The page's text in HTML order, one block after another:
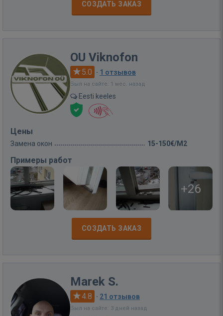
СОЗДАТЬ ЗАКАЗ
OU Viknofon
5.0 · 1 отзывов
Был на сайте: 1 мес. назад
Eesti keeles
Цены
Замена окон 15-150€/M2
Примеры работ
+26
СОЗДАТЬ ЗАКАЗ
Marek S.
4.8 · 21 отзывов
Был на сайте: 3 дней назад